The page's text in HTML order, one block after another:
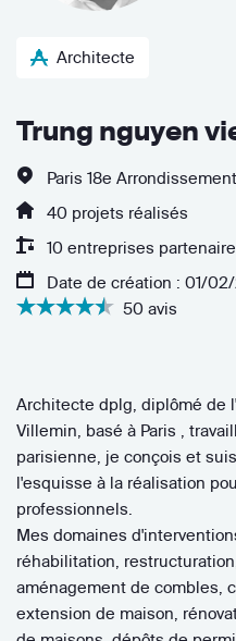
Architecte
Trung nguyen
Paris 18e
40 projets réalisés
10 entreprises
Date de création : 01/
50 avis
Architecte dplg, diplômé de
Villemin, basé à Paris ,
parisienne, je conçois et
l'esquisse à la réalisation
professionnels.
Mes domaines
réhabilitation,
aménagement de combles,
extension de maison,